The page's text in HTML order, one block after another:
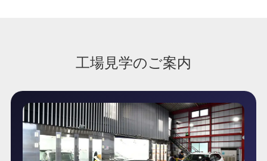
工場見学のご案内